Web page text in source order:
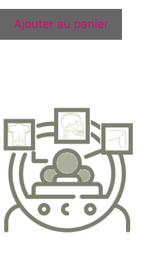
Ajouter au panier